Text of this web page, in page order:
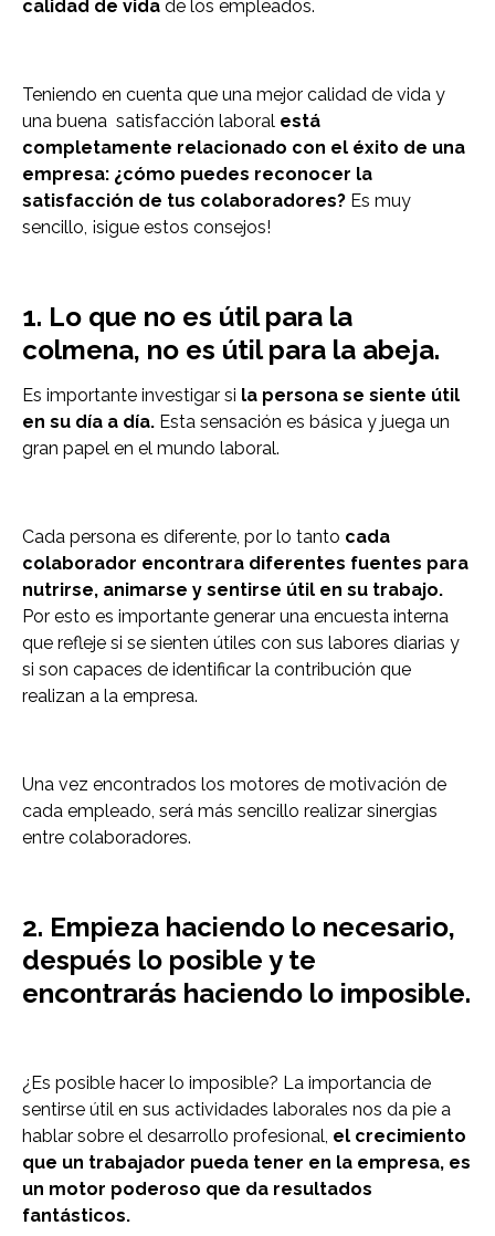
calidad de vida de los empleados.
Teniendo en cuenta que una mejor calidad de vida y
una buena satisfacción laboral está
completamente relacionado con el éxito de una
empresa: ¿cómo puedes reconocer la
satisfacción de tus colaboradores? Es muy
sencillo, ¡sigue estos consejos!
1. Lo que no es útil para la
colmena, no es útil para la abeja.
Es importante investigar si la persona se siente útil
en su día a día. Esta sensación es básica y juega un
gran papel en el mundo laboral.
Cada persona es diferente, por lo tanto cada
colaborador encontrara diferentes fuentes para
nutrirse, animarse y sentirse útil en su trabajo.
Por esto es importante generar una encuesta interna
que refleje si se sienten útiles con sus labores diarias y
si son capaces de identificar la contribución que
realizan a la empresa.
Una vez encontrados los motores de motivación de
cada empleado, será más sencillo realizar sinergias
entre colaboradores.
2. Empieza haciendo lo necesario,
después lo posible y te
encontrarás haciendo lo imposible.
¿Es posible hacer lo imposible? La importancia de
sentirse útil en sus actividades laborales nos da pie a
hablar sobre el desarrollo profesional, el crecimiento
que un trabajador pueda tener en la empresa, es
un motor poderoso que da resultados
fantásticos.